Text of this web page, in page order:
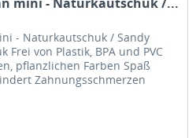
- Naturkautschuk / Sandy
Frei von Plastik, BPA und PVC
pflanzlichen Farben Spaß
Zahnungsschmerzen